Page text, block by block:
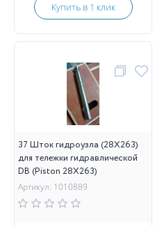
Купить в 1 клик
37 Шток гидроузла (28X263)
для тележки гидравлической
DB (Piston 28X263)
Артикул: 1010889